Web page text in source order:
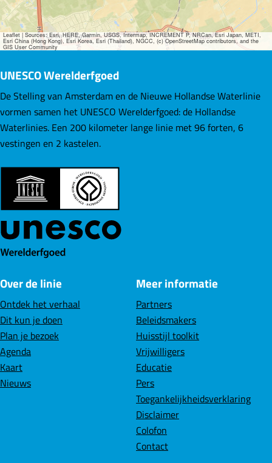
Leaflet|Sources: Esri, HERE, Garmin, USGS, Intermap, INCREMENT P, NRCan, Esri Japan, METI,
Esri China (Hong Kong), Esri Korea, Esri (Thailand), NGCC, (c) OpenStreetMap contributors, and the
GIS User Community
UNESCO Werelderfgoed
De Stelling van Amsterdam en de Nieuwe Hollandse Waterlinie
vormen samen het UNESCO Werelderfgoed: de Hollandse
Waterlinies. Een 200 kilometer lange linie met 96 forten, 6
vestingen en 2 kastelen.
Over de linie
Ontdek het verhaal
Dit kun je doen
Plan je bezoek
Agenda
Kaart
Nieuws
Meer informatie
Partners
Beleidsmakers
Huisstijl toolkit
Vrijwilligers
Educatie
Pers
Toegankelijkheidsverklaring
Disclaimer
Colofon
Contact